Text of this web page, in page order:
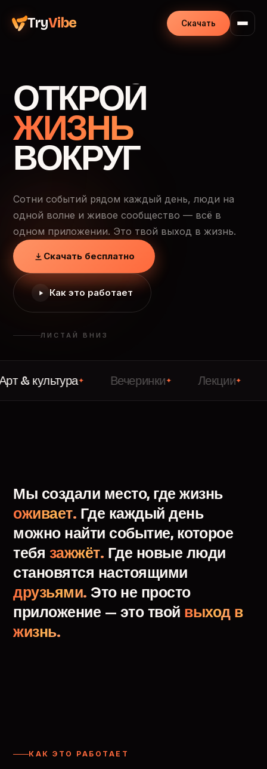
TryVibe Скачать
ОТКРОЙ
ЖИЗНЬ
ВОКРУГ
Сотни событий рядом каждый день, люди на
одной волне и живое сообщество — всё в
одном приложении. Это твой выход в жизнь.
Скачать бесплатно
Как это работает
ЛИСТАЙ ВНИЗ
✦ Вечеринки✦ Лекции ✦
Мы создали место, где жизнь
оживает. Где каждый день
можно найти событие, которое
тебя зажжёт. Где новые люди
становятся настоящими
друзьями. Это не просто
приложение — это твой выход в
жизнь.
КАК ЭТО РАБОТАЕТ